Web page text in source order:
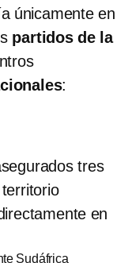
únicamente en
partidos de la
:
tres
en
Sudáfrica